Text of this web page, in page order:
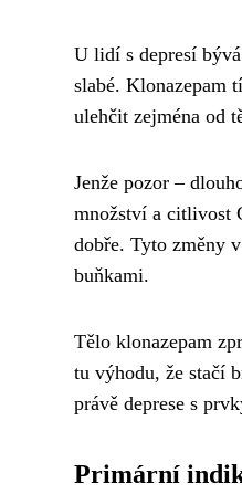
U lidí s depresí
slabé. Klonazepam
ulehčit zejména od
Jenže pozor –
množství a citlivost
dobře. Tyto změny
buňkami.
Tělo klonazepam
tu výhodu, že stačí
právě deprese s
Primární